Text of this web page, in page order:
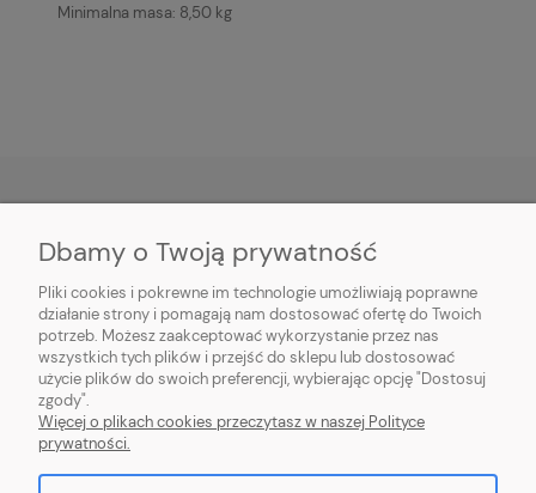
Minimalna masa: 8,50 kg
O NAS
INFORMACJE
PŁATNOŚCI I DOSTAWA
POMOC
MOJE KONTO
Dbamy o Twoją prywatność
Pliki cookies i pokrewne im technologie umożliwiają poprawne
działanie strony i pomagają nam dostosować ofertę do Twoich
potrzeb. Możesz zaakceptować wykorzystanie przez nas
wszystkich tych plików i przejść do sklepu lub dostosować
użycie plików do swoich preferencji, wybierając opcję "Dostosuj
zgody".
Więcej o plikach cookies przeczytasz w naszej Polityce
prywatności.